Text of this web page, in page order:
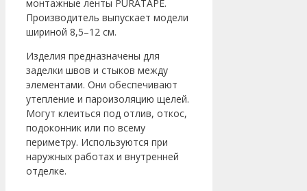
монтажные ленты PURATAPE.
Производитель выпускает модели
шириной 8,5–12 см.
Изделия предназначены для
заделки швов и стыков между
элементами. Они обеспечивают
утепление и пароизоляцию щелей.
Могут клеиться под отлив, откос,
подоконник или по всему
периметру. Используются при
наружных работах и внутренней
отделке.